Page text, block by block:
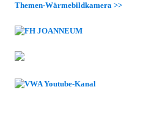
Themen-Wärmebildkamera >>